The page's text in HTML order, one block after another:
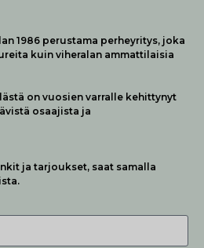
1986 perustama perheyritys, joka
kuin viheralan ammattilaisia
on vuosien varralle kehittynyt
osaajista ja
ja tarjoukset, saat samalla